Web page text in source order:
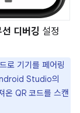
선 디버깅 설정
로 기기를 페어링
Studio의
온 QR 코드를 스캔